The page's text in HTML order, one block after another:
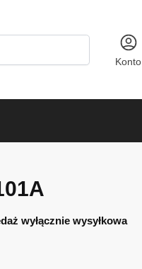
Konto
wyłącznie wysyłkowa